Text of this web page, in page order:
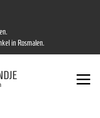
in Rosmalen.